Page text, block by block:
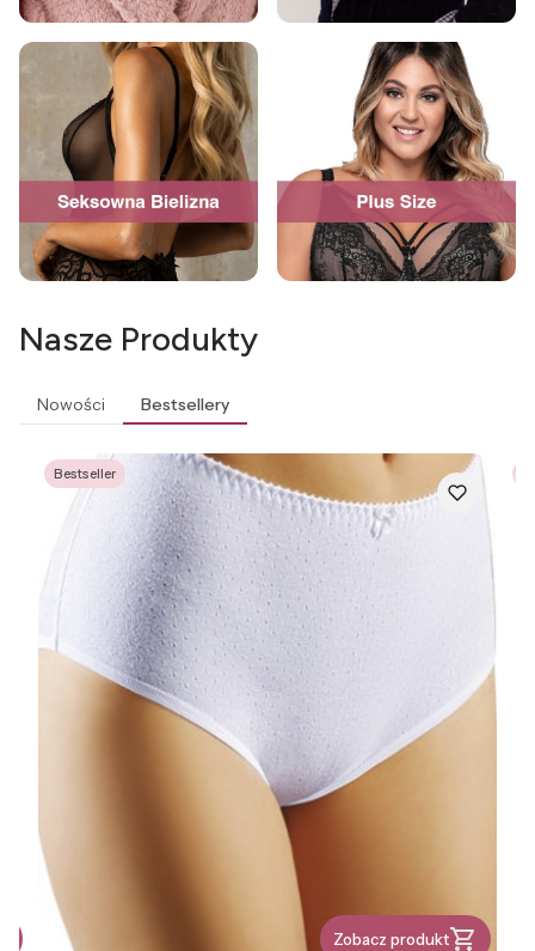
Nasze Produkty
Nowości Bestsellery
Bestseller
Zobacz produkt